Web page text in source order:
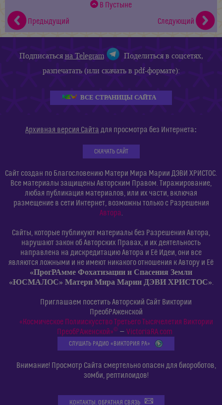
В Пустыне
Предыдущий
Следующий
Подписатьсяна Telegram
Поделиться в соцсетях,
разпечатать (или скачать в pdf-формате):
ВСЕ СТРАНИЦЫ САЙТА
Архивная версия Сайта для просмотра без Интернета:
СКАЧАТЬ САЙТ
Сайт создан по Благословению Матери Мира Марии ДЭВИ ХРИСТОС.
Все материалы защищены Авторским Правом. Тиражирование,
любая публикация материалов, или их части, включая
размещение в сети Интернет, возможны только с Разрешения
Автора.
Сайты, которые публикуют материалы без Разрешения Автора,
нарушают закон об Авторских Правах, и их деятельность
направлена на дискредитацию Автора и Её Идеи, они все
являются ложными и не имеют никакого отношения к Автору и Её
«ПрогРАмме Фохатизации и Спасения Земли
«ЮСМАЛОС» Матери Мира Марии ДЭВИ ХРИСТОС».
Приглашаем посетить Авторский Сайт Виктории
ПреобРАженской
«Космическое Полиискусство Третьего Тысячелетия Виктории
ПреобРАженской»©— VictoriaRA.com
СЛУШАТЬ РАДИО «ВИКТОРИЯ РА»
Внимание! Просмотр Сайта смертельно опасен для биороботов,
зомби, рептилоидов!
КОНТАКТЫ. ОБРАТНАЯ СВЯЗЬ